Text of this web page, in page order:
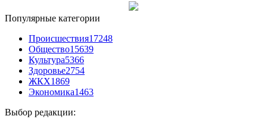
Популярные категории
Происшествия17248
Общество15639
Культура5366
Здоровье2754
ЖКХ1869
Экономика1463
Выбор редакции: